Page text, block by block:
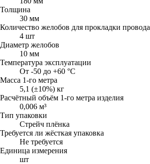
Толщина
30 мм
Количество желобов для прокладки провода
4 шт
Диаметр желобов
10 мм
Температура эксплуатации
От -50 до +60 °C
Масса 1-го метра
5,1 (±10%) кг
Расчётный объём 1-го метра изделия
0,006 м³
Тип упаковки
Стрейч плёнка
Требуется ли жёсткая упаковка
Не требуется
Единица измерения
шт